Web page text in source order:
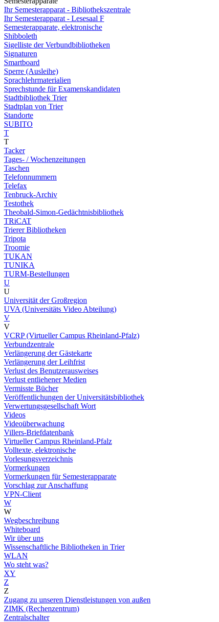
Ihr Semesterapparat - Bibliothekszentrale
Ihr Semesterapparat - Lesesaal F
Semesterapparate, elektronische
Shibboleth
Sigelliste der Verbundbibliotheken
Signaturen
Smartboard
Sperre (Ausleihe)
Sprachlehrmaterialien
Sprechstunde für Examenskandidaten
Stadtbibliothek Trier
Stadtplan von Trier
Standorte
SUBITO
T
T
Tacker
Tages- / Wochenzeitungen
Taschen
Telefonnummern
Telefax
Tenbruck-Archiv
Testothek
Theobald-Simon-Gedächtnisbibliothek
TRiCAT
Trierer Bibliotheken
Tripota
Troomie
TUKAN
TUNIKA
TURM-Bestellungen
U
U
Universität der Großregion
UVA (Universitäts Video Abteilung)
V
V
VCRP (Virtueller Campus Rheinland-Pfalz)
Verbundzentrale
Verlängerung der Gästekarte
Verlängerung der Leihfrist
Verlust des Benutzerausweises
Verlust entliehener Medien
Vermisste Bücher
Veröffentlichungen der Universitätsbibliothek
Verwertungsgesellschaft Wort
Videos
Videoüberwachung
Villers-Briefdatenbank
Virtueller Campus Rheinland-Pfalz
Volltexte, elektronische
Vorlesungsverzeichnis
Vormerkungen
Vormerkungen für Semesterapparate
Vorschlag zur Anschaffung
VPN-Client
W
W
Wegbeschreibung
Whiteboard
Wir über uns
Wissenschaftliche Bibliotheken in Trier
WLAN
Wo steht was?
XY
Z
Z
Zugang zu unseren Dienstleistungen von außen
ZIMK (Rechenzentrum)
Zentralschalter